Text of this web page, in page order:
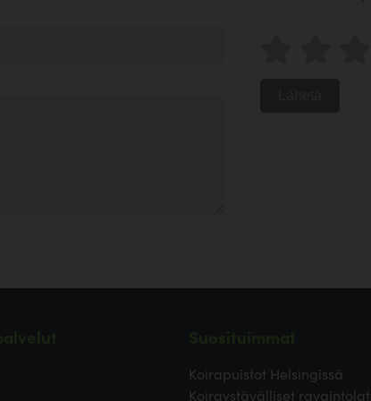
Koirapuistot Helsingissä
Koiraystävälliset ravaintolat